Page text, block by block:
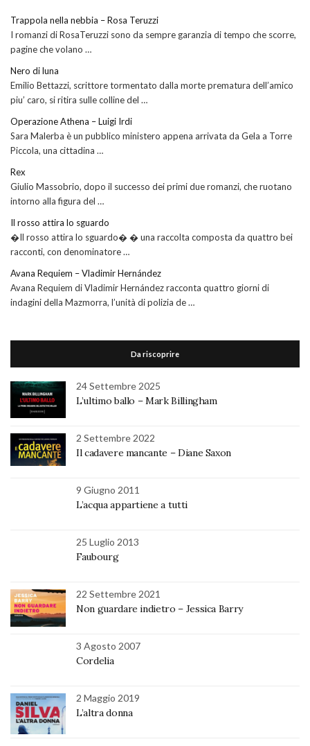
Trappola nella nebbia – Rosa Teruzzi
I romanzi di RosaTeruzzi sono da sempre garanzia di tempo che scorre,
pagine che volano …
Nero di luna
Emilio Bettazzi, scrittore tormentato dalla morte prematura dell’amico
piu’ caro, si ritira sulle colline del …
Operazione Athena – Luigi Irdi
Sara Malerba è un pubblico ministero appena arrivata da Gela a Torre
Piccola, una cittadina …
Rex
Giulio Massobrio, dopo il successo dei primi due romanzi, che ruotano
intorno alla figura del …
Il rosso attira lo sguardo
�Il rosso attira lo sguardo� � una raccolta composta da quattro bei
racconti, con denominatore …
Avana Requiem – Vladimir Hernández
Avana Requiem di Vladimir Hernández racconta quattro giorni di
indagini della Mazmorra, l’unità di polizia de …
Da riscoprire
24 Settembre 2025
L’ultimo ballo – Mark Billingham
2 Settembre 2022
Il cadavere mancante – Diane Saxon
9 Giugno 2011
L’acqua appartiene a tutti
25 Luglio 2013
Faubourg
22 Settembre 2021
Non guardare indietro – Jessica Barry
3 Agosto 2007
Cordelia
2 Maggio 2019
L’altra donna